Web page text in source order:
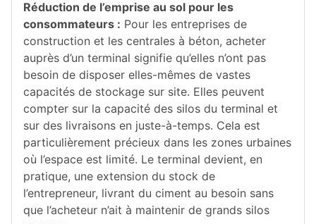
Réduction de l’emprise au sol pour les
consommateurs : Pour les entreprises de
construction et les centrales à béton, acheter
auprès d’un terminal signifie qu’elles n’ont pas
besoin de disposer elles-mêmes de vastes
capacités de stockage sur site. Elles peuvent
compter sur la capacité des silos du terminal et
sur des livraisons en juste-à-temps. Cela est
particulièrement précieux dans les zones urbaines
où l’espace est limité. Le terminal devient, en
pratique, une extension du stock de
l’entrepreneur, livrant du ciment au besoin sans
que l’acheteur n’ait à maintenir de grands silos